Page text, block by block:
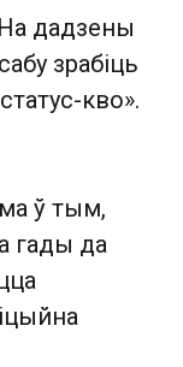
На дадзены
зрабіць
кво».
ў тым,
гады да